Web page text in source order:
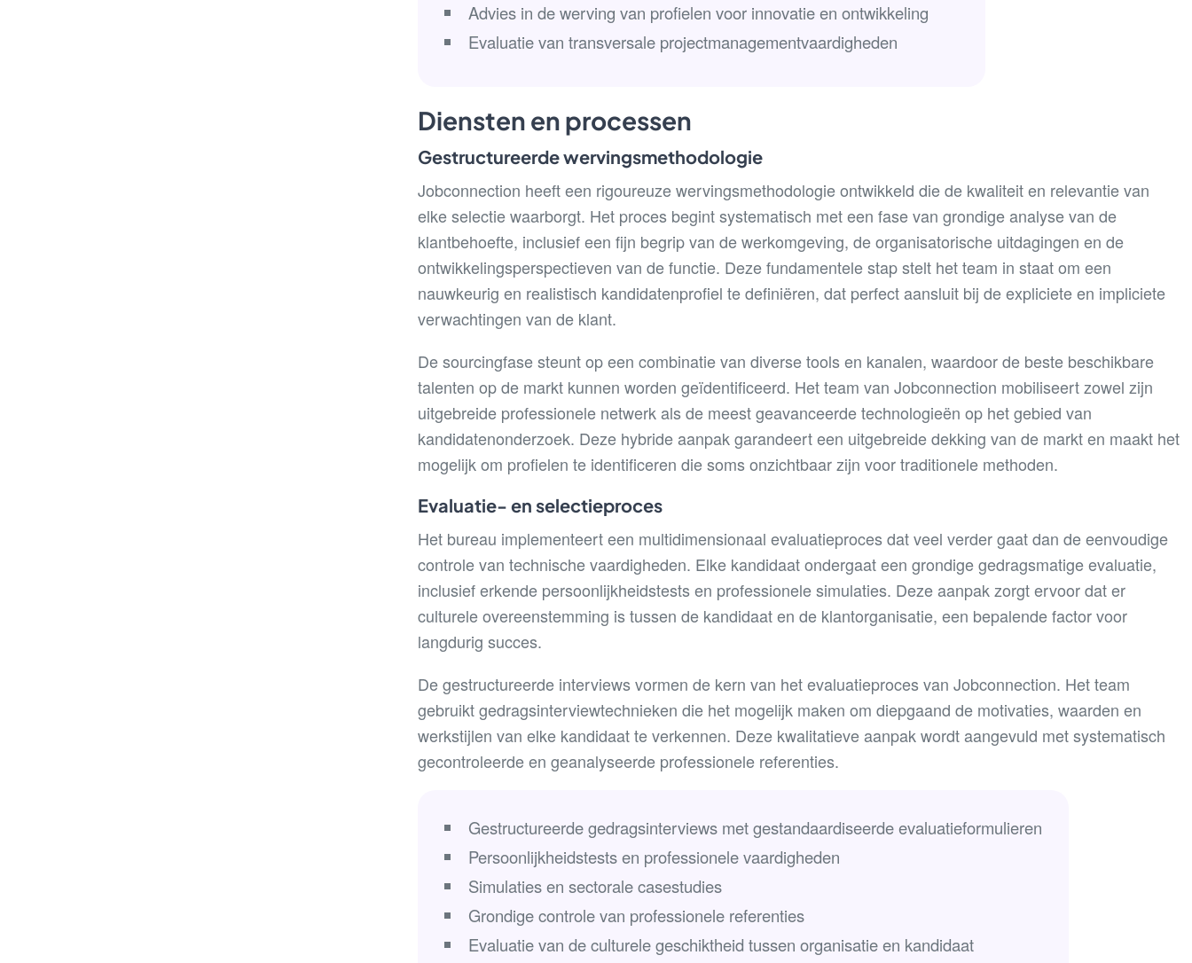
Advies in de werving van profielen voor innovatie en ontwikkeling
Evaluatie van transversale projectmanagementvaardigheden
Diensten en processen
Gestructureerde wervingsmethodologie
Jobconnection heeft een rigoureuze wervingsmethodologie ontwikkeld die de kwaliteit en relevantie van
elke selectie waarborgt. Het proces begint systematisch met een fase van grondige analyse van de
klantbehoefte, inclusief een fijn begrip van de werkomgeving, de organisatorische uitdagingen en de
ontwikkelingsperspectieven van de functie. Deze fundamentele stap stelt het team in staat om een
nauwkeurig en realistisch kandidatenprofiel te definiëren, dat perfect aansluit bij de expliciete en impliciete
verwachtingen van de klant.
De sourcingfase steunt op een combinatie van diverse tools en kanalen, waardoor de beste beschikbare
talenten op de markt kunnen worden geïdentificeerd. Het team van Jobconnection mobiliseert zowel zijn
uitgebreide professionele netwerk als de meest geavanceerde technologieën op het gebied van
kandidatenonderzoek. Deze hybride aanpak garandeert een uitgebreide dekking van de markt en maakt het
mogelijk om profielen te identificeren die soms onzichtbaar zijn voor traditionele methoden.
Evaluatie- en selectieproces
Het bureau implementeert een multidimensionaal evaluatieproces dat veel verder gaat dan de eenvoudige
controle van technische vaardigheden. Elke kandidaat ondergaat een grondige gedragsmatige evaluatie,
inclusief erkende persoonlijkheidstests en professionele simulaties. Deze aanpak zorgt ervoor dat er
culturele overeenstemming is tussen de kandidaat en de klantorganisatie, een bepalende factor voor
langdurig succes.
De gestructureerde interviews vormen de kern van het evaluatieproces van Jobconnection. Het team
gebruikt gedragsinterviewtechnieken die het mogelijk maken om diepgaand de motivaties, waarden en
werkstijlen van elke kandidaat te verkennen. Deze kwalitatieve aanpak wordt aangevuld met systematisch
gecontroleerde en geanalyseerde professionele referenties.
Gestructureerde gedragsinterviews met gestandaardiseerde evaluatieformulieren
Persoonlijkheidstests en professionele vaardigheden
Simulaties en sectorale casestudies
Grondige controle van professionele referenties
Evaluatie van de culturele geschiktheid tussen organisatie en kandidaat